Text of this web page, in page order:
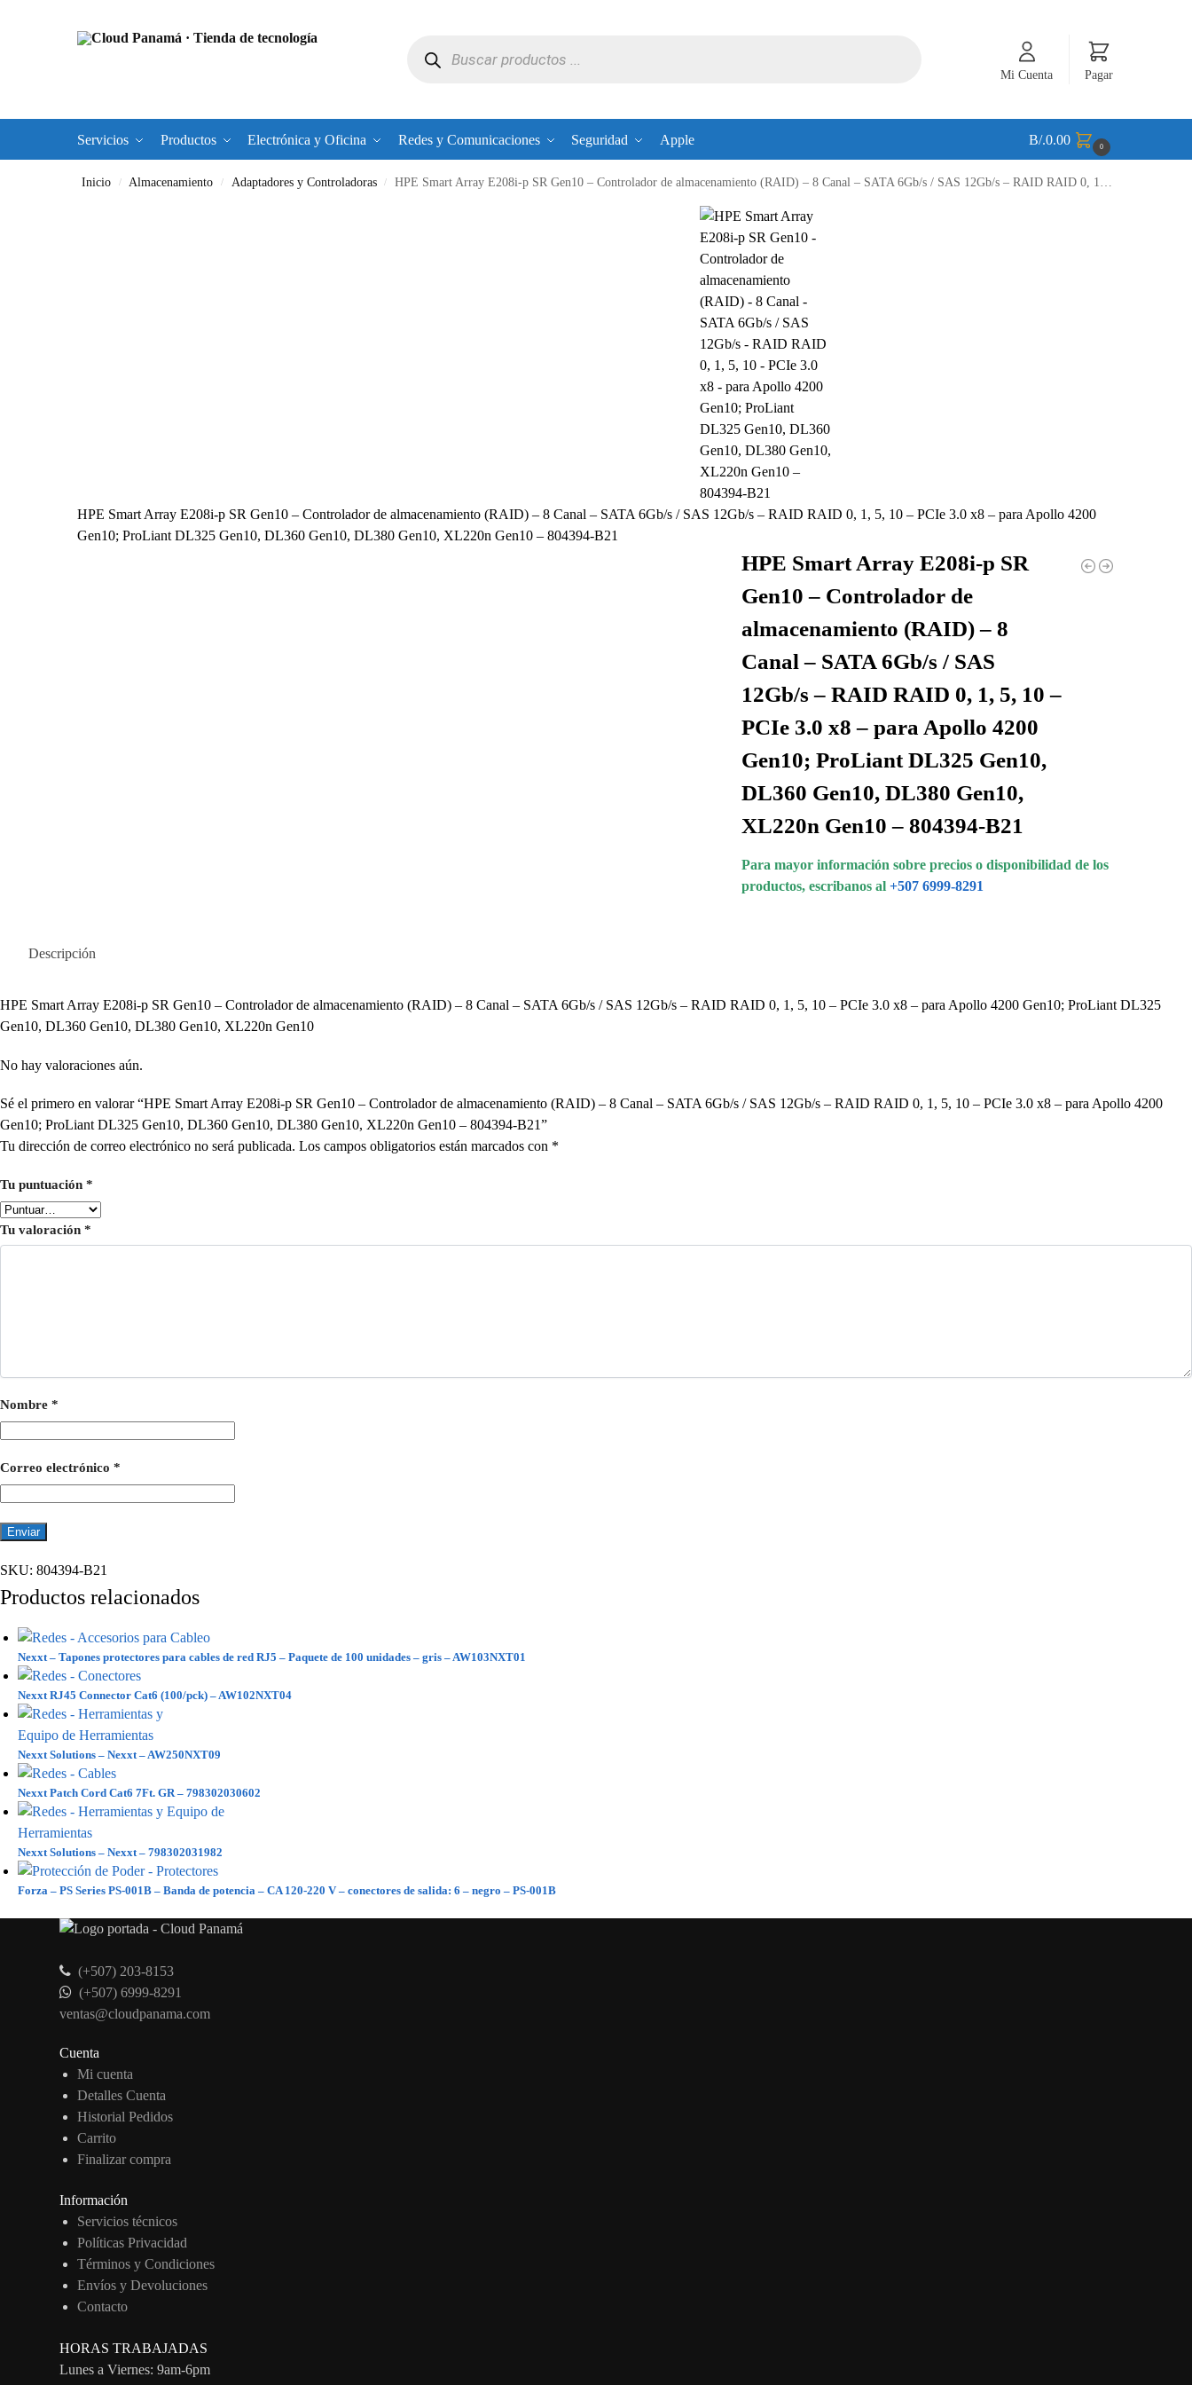
Mi Cuenta Pagar
Servicios Productos Electrónica y Oficina Redes y Comunicaciones Seguridad Apple B/.0.00 0
Inicio / Almacenamiento / Adaptadores y Controladoras / HPE Smart Array E208i-p SR Gen10 – Controlador de almacenamiento (RAID) – 8 Canal – SATA 6Gb/s / SAS 12Gb/s – RAID RAID 0, 1, 5, 10 – PCIe 3.0 x8 – para Apollo 4200 Gen10; ProLiant DL325 Gen10, DL360 Gen10, DL380 Gen10, XL220n Gen10 – 804394-B21
HPE Smart Array E208i-p SR Gen10 – Controlador de almacenamiento (RAID) – 8 Canal – SATA 6Gb/s / SAS 12Gb/s – RAID RAID 0, 1, 5, 10 – PCIe 3.0 x8 – para Apollo 4200
Gen10; ProLiant DL325 Gen10, DL360 Gen10, DL380 Gen10, XL220n Gen10 – 804394-B21
HPE Smart Array E208i-p SR
Gen10 – Controlador de
almacenamiento (RAID) – 8
Canal – SATA 6Gb/s / SAS
12Gb/s – RAID RAID 0, 1, 5, 10 –
PCIe 3.0 x8 – para Apollo 4200
Gen10; ProLiant DL325 Gen10,
DL360 Gen10, DL380 Gen10,
XL220n Gen10 – 804394-B21
Para mayor información sobre precios o disponibilidad de los
productos, escribanos al +507 6999-8291
Descripción
HPE Smart Array E208i-p SR Gen10 – Controlador de almacenamiento (RAID) – 8 Canal – SATA 6Gb/s / SAS 12Gb/s – RAID RAID 0, 1, 5, 10 – PCIe 3.0 x8 – para Apollo 4200 Gen10; ProLiant DL325
Gen10, DL360 Gen10, DL380 Gen10, XL220n Gen10
No hay valoraciones aún.
Sé el primero en valorar “HPE Smart Array E208i-p SR Gen10 – Controlador de almacenamiento (RAID) – 8 Canal – SATA 6Gb/s / SAS 12Gb/s – RAID RAID 0, 1, 5, 10 – PCIe 3.0 x8 – para Apollo 4200
Gen10; ProLiant DL325 Gen10, DL360 Gen10, DL380 Gen10, XL220n Gen10 – 804394-B21”
Tu dirección de correo electrónico no será publicada. Los campos obligatorios están marcados con *
Tu puntuación *
Tu valoración *
Nombre *
Correo electrónico *
SKU: 804394-B21
Productos relacionados
Nexxt – Tapones protectores para cables de red RJ5 – Paquete de 100 unidades – gris – AW103NXT01
Nexxt RJ45 Connector Cat6 (100/pck) – AW102NXT04
Nexxt Solutions – Nexxt – AW250NXT09
Nexxt Patch Cord Cat6 7Ft. GR – 798302030602
Nexxt Solutions – Nexxt – 798302031982
Forza – PS Series PS-001B – Banda de potencia – CA 120-220 V – conectores de salida: 6 – negro – PS-001B
(+507) 203-8153
(+507) 6999-8291
ventas@cloudpanama.com
Cuenta
Mi cuenta
Detalles Cuenta
Historial Pedidos
Carrito
Finalizar compra
Información
Servicios técnicos
Políticas Privacidad
Términos y Condiciones
Envíos y Devoluciones
Contacto
HORAS TRABAJADAS
Lunes a Viernes: 9am-6pm